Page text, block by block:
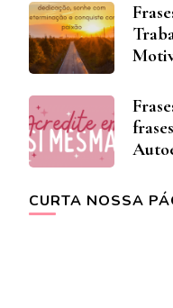
CURTA NOSSA